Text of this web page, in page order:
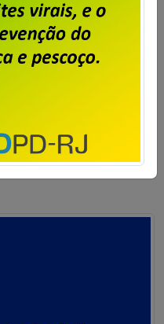
no dia 09 de julho
e última chamada,
e
de Janeiro, para
pauta regional de
Salarial 2024/2025,
e delegadas […]